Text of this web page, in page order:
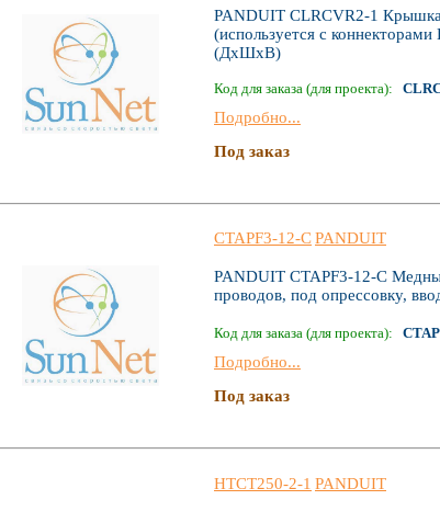
PANDUIT CLRCVR2-1
(используется с
(ДхШхВ)
Код для заказа (для проекта):
Подробно...
Под заказ
CTAPF3-12-CPANDUIT
PANDUIT CTAPF3-12-C
проводов, под опрессовку,
Код для заказа (для проекта):
Подробно...
Под заказ
HTCT250-2-1 PANDUIT